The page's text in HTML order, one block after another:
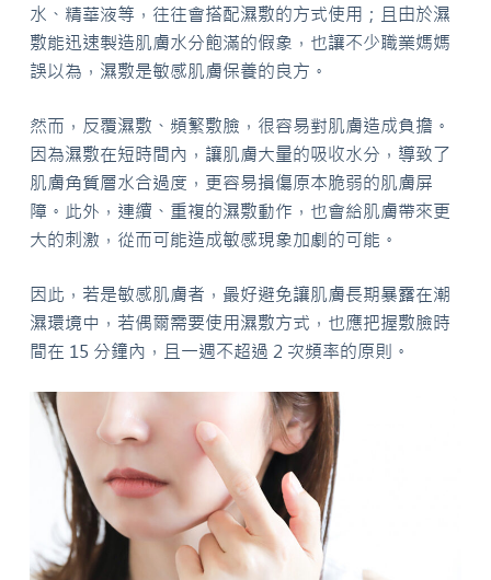
水、精華液等，往往會搭配濕敷的方式使用；且由於濕
敷能迅速製造肌膚水分飽滿的假象，也讓不少職業媽媽
誤以為，濕敷是敏感肌膚保養的良方。
然而，反覆濕敷、頻繁敷臉，很容易對肌膚造成負擔。
因為濕敷在短時間內，讓肌膚大量的吸收水分，導致了
肌膚角質層水合過度，更容易損傷原本脆弱的肌膚屏
障。此外，連續、重複的濕敷動作，也會給肌膚帶來更
大的刺激，從而可能造成敏感現象加劇的可能。
因此，若是敏感肌膚者，最好避免讓肌膚長期暴露在潮
濕環境中，若偶爾需要使用濕敷方式，也應把握敷臉時
間在 15 分鐘內，且一週不超過 2 次頻率的原則。